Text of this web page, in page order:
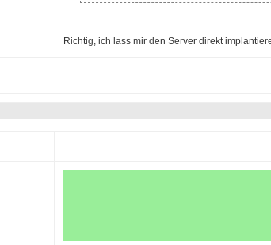
Richtig, ich lass mir den Server direkt